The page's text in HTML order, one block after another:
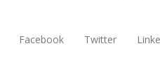
Facebook Twitter